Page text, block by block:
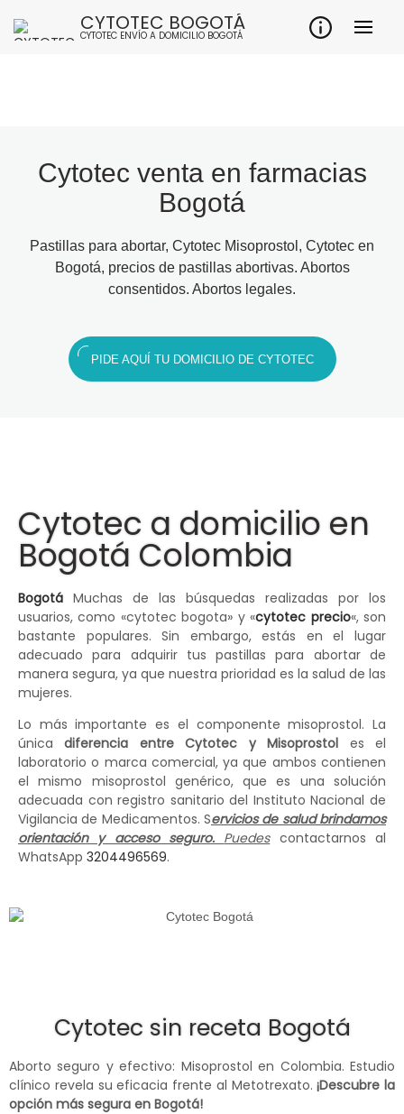
CYTOTEC BOGOTÁ
CYTOTEC ENVÍO A DOMICILIO BOGOTÁ
Cytotec venta en farmacias
Bogotá
Pastillas para abortar, Cytotec Misoprostol, Cytotec en
Bogotá, precios de pastillas abortivas. Abortos
consentidos. Abortos legales.
PIDE AQUÍ TU DOMICILIO DE CYTOTEC
Cytotec a domicilio en
Bogotá Colombia
Bogotá Muchas de las búsquedas realizadas por los
usuarios, como «cytotec bogota» y «cytotec precio«, son
bastante populares. Sin embargo, estás en el lugar
adecuado para adquirir tus pastillas para abortar de
manera segura, ya que nuestra prioridad es la salud de las
mujeres.
Lo más importante es el componente misoprostol. La
únicadiferencia entre Cytotec y Misoprostol es el
laboratorio o marca comercial, ya que ambos contienen
el mismo misoprostol genérico, que es una solución
adecuada con registro sanitario del Instituto Nacional de
Vigilancia de Medicamentos. Servicios de salud brindamos
orientación y acceso seguro. Puedescontactarnos al
WhatsApp 3204496569.
Cytotec sin receta Bogotá
Aborto seguro y efectivo: Misoprostol en Colombia. Estudio
clínico revela su eficacia frente al Metotrexato.¡Descubre la
opción más segura en Bogotá!